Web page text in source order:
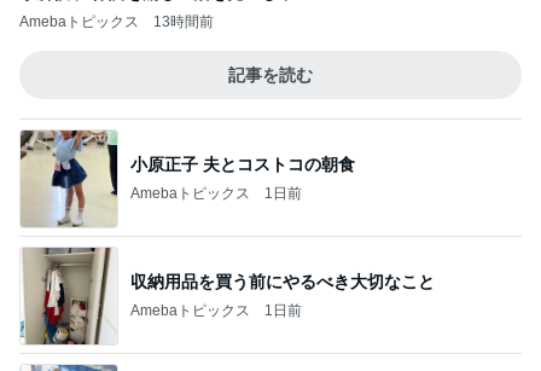
Amebaトピックス 1日前
収納用品を買う前にやるべき大切なこと
Amebaトピックス 1日前
リスク踏まえ処置をするか悩む日
Amebaトピックス 1日前